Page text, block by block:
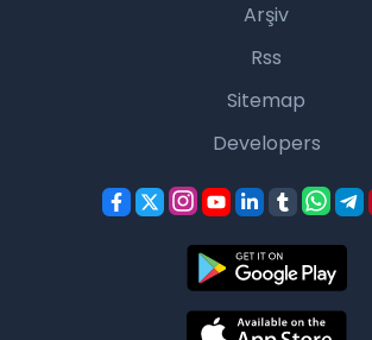
Arşiv
Rss
Sitemap
Developers